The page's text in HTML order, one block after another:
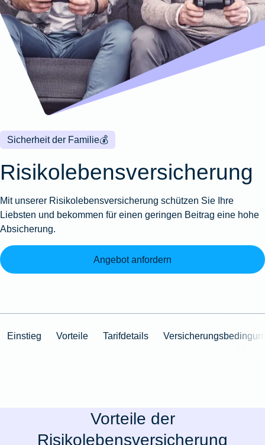
Wohnungsschutzbrief
Zur
Produktübersicht
Gewässerschadenhaftpflicht
Zur
Produktübersicht
Zur
Produktübersicht
Reisehaftpflichtversicherung
Reiserücktrittsversicherung
Zur
Produktübersicht
Zur
Produktübersicht
Zur
Produktübersicht
Zur
Produktübersicht
Montageversicherung
Zur
Produktübersicht
Gruppenunfall für
Betriebe
Gruppenunfall für
Vereine
Produktübersicht
Kunstversicherung
Ausstellungsversicherung
Valorenversicherung
Oldtimersammlungsversicherung
Zur
💰
Sicherheit der Familie
Risikolebensversicherung
Mit unserer Risikolebensversicherung schützen Sie Ihre
Liebsten und bekommen für einen geringen Beitrag eine hohe
Absicherung.
Angebot anfordern
Einstieg Vorteile Tarifdetails
Vorteile der
Risikolebensversicherung